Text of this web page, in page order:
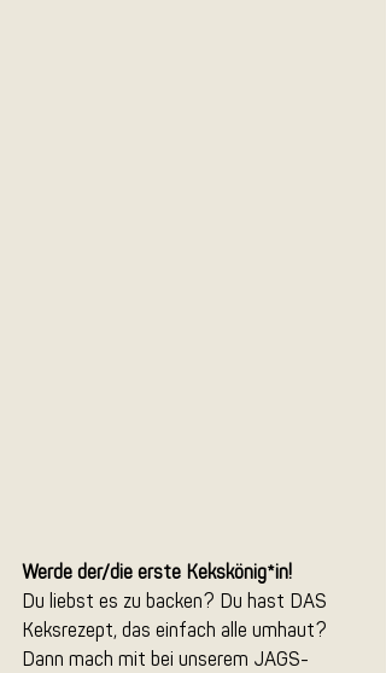
Werde der/die erste Kekskönig*in!
Du liebst es zu backen? Du hast DAS
Keksrezept, das einfach alle umhaut?
Dann mach mit bei unserem JAGS-